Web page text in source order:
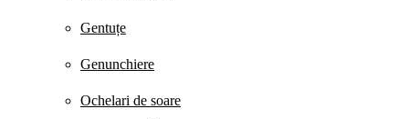
Gentuțe
Genunchiere
Ochelari de soare